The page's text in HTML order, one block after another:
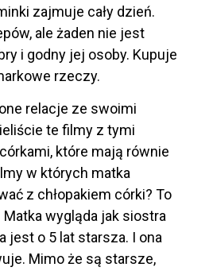
zajmuje cały dzień.
ale żaden nie jest
i godny jej osoby. Kupuje
rzeczy.
relacje ze swoimi
te filmy z tymi
które mają równie
w których matka
z chłopakiem córki? To
Matka wygląda jak siostra
jest o 5 lat starsza. I ona
Mimo że są starsze,